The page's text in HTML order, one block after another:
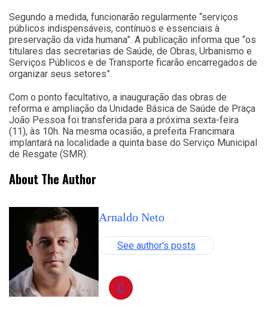
Segundo a medida, funcionarão regularmente “serviços
públicos indispensáveis, contínuos e essenciais à
preservação da vida humana”. A publicação informa que “os
titulares das secretarias de Saúde, de Obras, Urbanismo e
Serviços Públicos e de Transporte ficarão encarregados de
organizar seus setores”.
Com o ponto facultativo, a inauguração das obras de
reforma e ampliação da Unidade Básica de Saúde de Praça
João Pessoa foi transferida para a próxima sexta-feira
(11), às 10h. Na mesma ocasião, a prefeita Francimara
implantará na localidade a quinta base do Serviço Municipal
de Resgate (SMR).
About The Author
Arnaldo Neto
See author's posts